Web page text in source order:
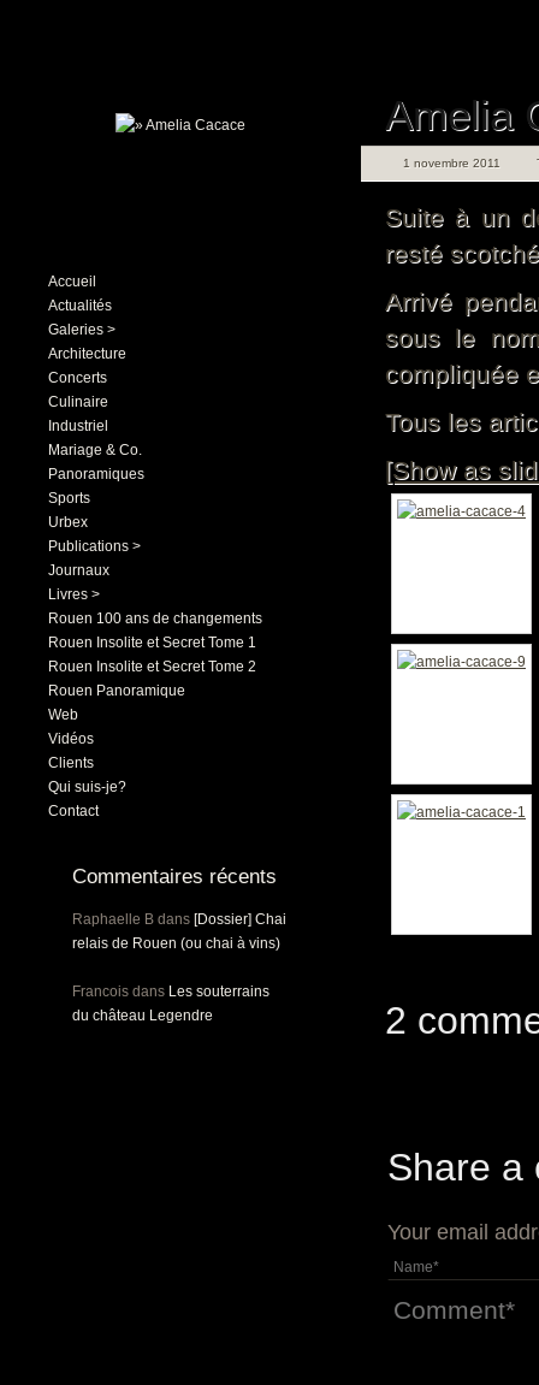
Accueil
Actualités
Galeries >
Architecture
Concerts
Culinaire
Industriel
Mariage & Co.
Panoramiques
Sports
Urbex
Publications >
Journaux
Livres >
Rouen 100 ans de changements
Rouen Insolite et Secret Tome 1
Rouen Insolite et Secret Tome 2
Rouen Panoramique
Web
Vidéos
Clients
Qui suis-je?
Contact
Commentaires récents
Raphaelle B dans [Dossier] Chai
relais de Rouen (ou chai à vins)
Francois dans Les souterrains
du château Legendre
Amelia
1 novembre 2011
Suite à un
resté
Arrivé
sous le
compliquée
Tous les
[Show as
2
Share a
Your email